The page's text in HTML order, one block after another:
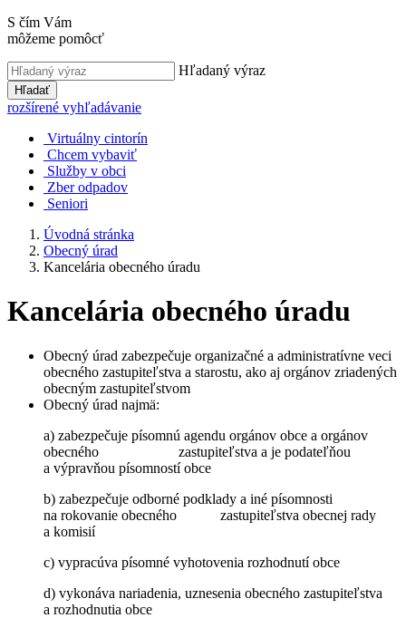
S čím Vám
môžeme pomôcť
Hľadaný výraz
Hľadať
rozšírené vyhľadávanie
Virtuálny cintorín
Chcem vybaviť
Služby v obci
Zber odpadov
Seniori
Úvodná stránka
Obecný úrad
Kancelária obecného úradu
Kancelária obecného úradu
Obecný úrad zabezpečuje organizačné a administratívne veci
obecného zastupiteľstva a starostu, ako aj orgánov zriadených
obecným zastupiteľstvom
Obecný úrad najmä:
a) zabezpečuje písomnú agendu orgánov obce a orgánov
obecného zastupiteľstva a je podateľňou
a výpravňou písomností obce
b) zabezpečuje odborné podklady a iné písomnosti
na rokovanie obecného zastupiteľstva obecnej rady
a komisií
c) vypracúva písomné vyhotovenia rozhodnutí obce
d) vykonáva nariadenia, uznesenia obecného zastupiteľstva
a rozhodnutia obce